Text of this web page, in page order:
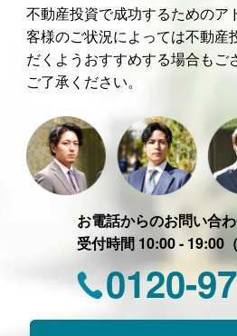
不動産投資で成功するためのア
客様のご状況によっては不動産
だくようおすすめする場合もご
ご了承ください。
お電話からのお問い合
受付時間 10:00 - 19:00
0120-